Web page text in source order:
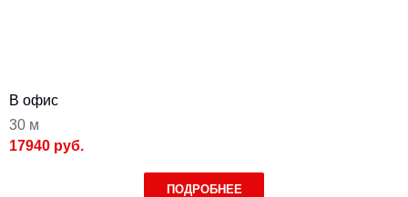
В офис
30 м
17940 руб.
ПОДРОБНЕЕ